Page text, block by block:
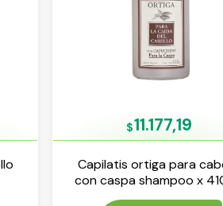
$11.177,19
Capilatis ortiga para
con caspa shampoo x